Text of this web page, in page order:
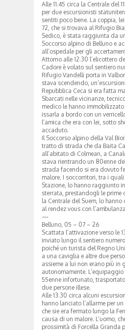
Alle 11.45 circa la Centrale del
per due escursionisti
sentiti poco bene. La coppia,
72, che si trovava al Rifugio
Sedico, è stata raggiunta da
Soccorso alpino di Belluno e
all’ospedale per gli
Attorno alle 12.30 l’elicottero
Cadore è volato sul sentiero
Rifugio Vandelli porta in
stava scendendo,
Repubblica Ceca si era fatta
Sbarcati nelle vicinanze,
medico le hanno
issarla a bordo con un
l’amica che era con lei, sotto
accaduto.
Il Soccorso alpino della Val
tratto di strada che da Baita
all’abitato di Colmean, a
stava rientrando un 80enne
strada facendo si era dovuto
malore. I soccorritori, tra i quali
Stazione, lo hanno raggiunto
sterrata, prestandogli le prime
la Centrale del Suem, lo
al rendez vous con
—
Belluno, 05 – 07 – 26
Scattata l’attivazione verso le
inviato lungo il sentiero
poiché un turista del Regno
a una caviglia e altre due
assieme a lui non erano più in
autonomamente.
55enne infortunato,
due persone illese.
Alle 13.30 circa alcuni
hanno lanciato l’allarme per
che sie era fermato lungo la
causa di un malore. L’uomo,
prossimità di Forcella Granda